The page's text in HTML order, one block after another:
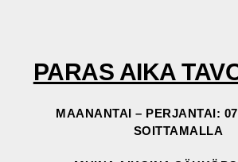
PARAS AIKA
MAANANTAI – PERJANTAI:
SOITTAMALLA